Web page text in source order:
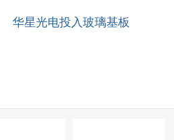
华星光电投入玻璃基板